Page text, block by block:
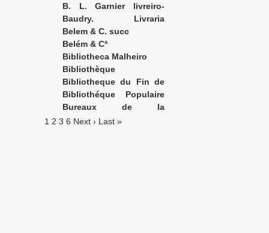
B. L. Garnier livreiro-
editorBaudry. Livraria
Europea. Dramard Baudry,
sucessor
Belem & C. succ
Belém & Cª
Bibliotheca Malheiro
Bibliothèque
Charpentier
Bibliotheque du Fin de
SiècleBibliothéque Populaire
d’éducation et de récréation
Bureaux de la
Publication
1 2 3 6 Next › Last »